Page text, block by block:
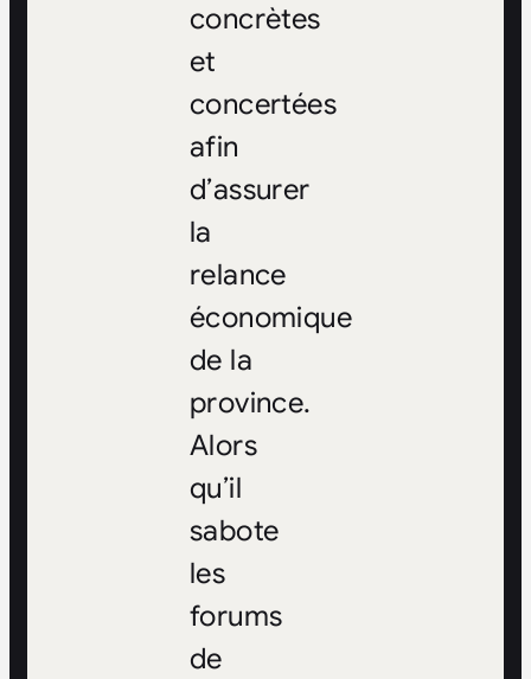
concrètes
et
concertées
afin
d’assurer
la
relance
économique
de la
province.
Alors
qu’il
sabote
les
forums
de